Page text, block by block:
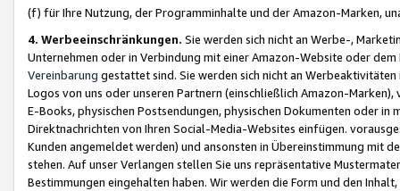
(f) für Ihre Nutzung, der Programminhalte und der Amazon-Marken,
4. Werbeeinschränkungen. Sie werden sich nicht an Werbe-,
Unternehmen oder in Verbindung mit einer Amazon-Website oder
Vereinbarung gestattet sind. Sie werden sich nicht an
Logos von uns oder unseren Partnern (einschließlich Amazon-
E-Books, physischen Postsendungen, physischen Dokumenten oder in
Direktnachrichten von Ihren Social-Media-Websites einfügen.
Kunden angemeldet werden) und ansonsten in Übereinstimmung mit
stehen. Auf unser Verlangen stellen Sie uns repräsentative
Bestimmungen eingehalten haben. Wir werden die Form und den